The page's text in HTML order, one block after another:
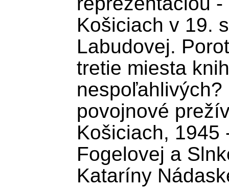
Košiciach v 19.
Labudovej.
tretie miesta
povojnové
Košiciach, 1945
Fogelovej a
Kataríny